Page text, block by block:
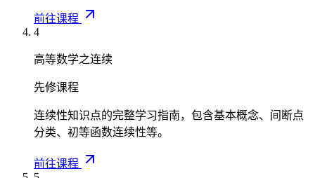
前往课程
4
高等数学之连续
先修课程
连续性知识点的完整学习指南，包含基本概念、间断点
分类、初等函数连续性等。
前往课程